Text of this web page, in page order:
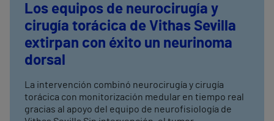
Los equipos de neurocirugía y
cirugía torácica de Vithas Sevilla
extirpan con éxito un neurinoma
dorsal
La intervención combinó neurocirugía y cirugía
torácica con monitorización medular en tiempo real
gracias al apoyo del equipo de neurofisiología de